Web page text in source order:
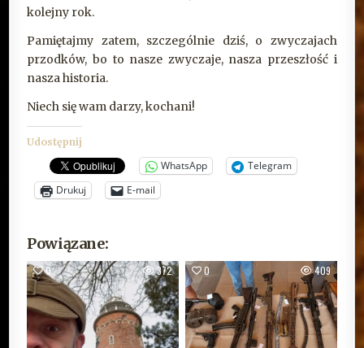
kolejny rok.
Pamiętajmy zatem, szczególnie dziś, o zwyczajach
przodków, bo to nasze zwyczaje, nasza przeszłość i
nasza historia.
Niech się wam darzy, kochani!
Udostępnij
WhatsApp
Telegram
Drukuj
E-mail
Powiązane:
0 372 0 409